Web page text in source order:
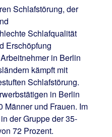
Schlafstörung, der
Schlafqualität
Erschöpfung
in Berlin
kämpft mit
Schlafstörung.
in Berlin
Männer und Frauen. Im
der Gruppe der 35-
72 Prozent.